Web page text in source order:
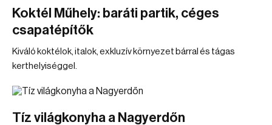
Koktél Műhely: baráti partik, céges
csapatépítők
Kiváló koktélok, italok, exkluzív környezet bárral és tágas
kerthelyiséggel.
Tíz világkonyha a Nagyerdőn